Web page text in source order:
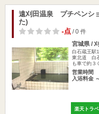
遠刈田温泉 プチペンシ
た)
-点 / 0 件
宮城県 /
白石蔵王駅
東北道 白
も車で約３
営業時間
入浴料金 ～
楽天トラ